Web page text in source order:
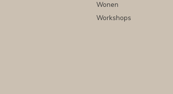
Wonen
Workshops